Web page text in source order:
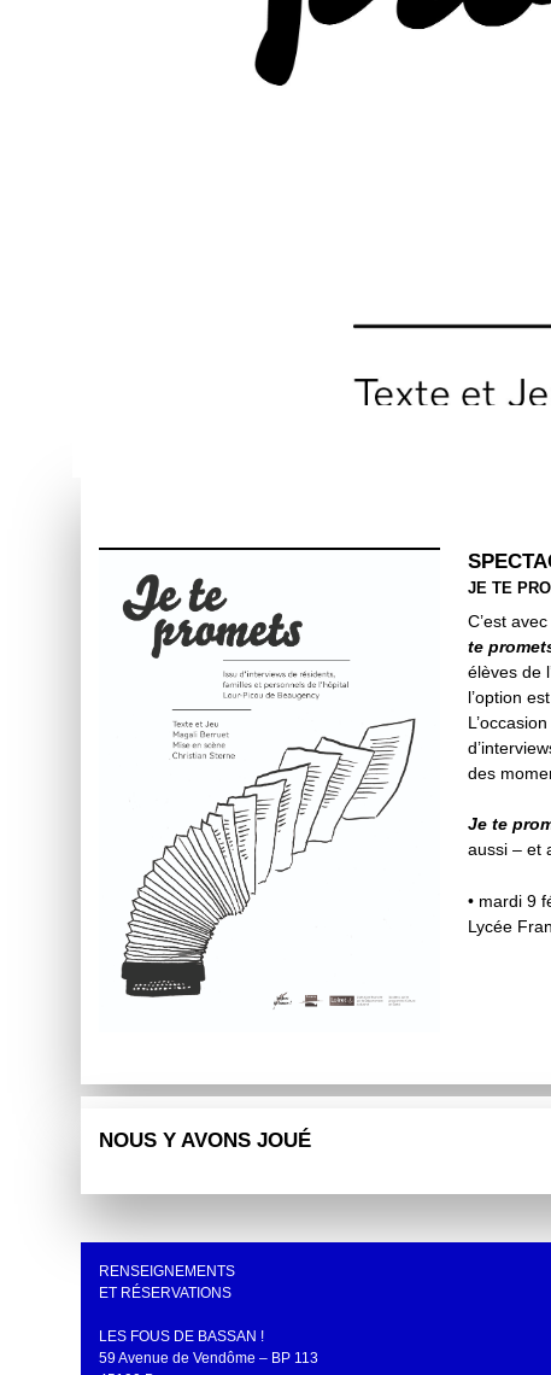
JE TE
C’est
te
élèves de
l’option
des
Je te
aussi – et
• mardi 9
Lycée
NOUS Y AVONS JOUÉ
RENSEIGNEMENTS
ET RÉSERVATIONS
LES FOUS DE BASSAN !
59 Avenue de Vendôme – BP 113